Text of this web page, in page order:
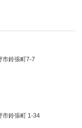
市鈴張町7-7
市鈴張町 1-34